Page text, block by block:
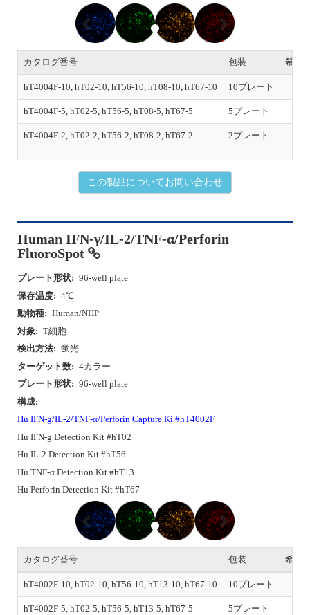
P
r
e
v
o
u
s
N
e
x
t
カタログ番号 包装 希望
hT4004F-10, hT02-10, hT56-10, hT08-10, hT67-10 10プレート
hT4004F-5, hT02-5, hT56-5, hT08-5, hT67-5 5プレート
hT4004F-2, hT02-2, hT56-2, hT08-2, hT67-2
2プレート
この製品についてお問い合わせ
Human IFN-γ/IL-2/TNF-α/Perforin
FluoroSpot
プレート形状: 96-well plate
保存温度: 4℃
動物種: Human/NHP
対象: T細胞
検出方法: 蛍光
ターゲット数: 4カラー
プレート形状: 96-well plate
構成:
Hu IFN-g/IL-2/TNF-α/Perforin Capture Ki #hT4002F
Hu IFN-g Detection Kit #hT02
Hu IL-2 Detection Kit #hT56
Hu TNF-α Detection Kit #hT13
Hu Perforin Detection Kit #hT67
P
r
e
v
o
u
s
N
e
x
t
カタログ番号 包装 希望
hT4002F-10, hT02-10, hT56-10, hT13-10, hT67-10 10プレート
hT4002F-5, hT02-5, hT56-5, hT13-5, hT67-5 5プレート